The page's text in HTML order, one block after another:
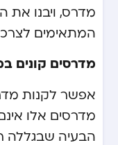
מדרס, ויבנו את
המתאימים
מדרסים קונים
אפשר לקנות
מדרסים אלו
הבעיה שבגללה